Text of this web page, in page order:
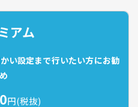
アム
い設定まで行いたい方にお勧
め
円(税抜)